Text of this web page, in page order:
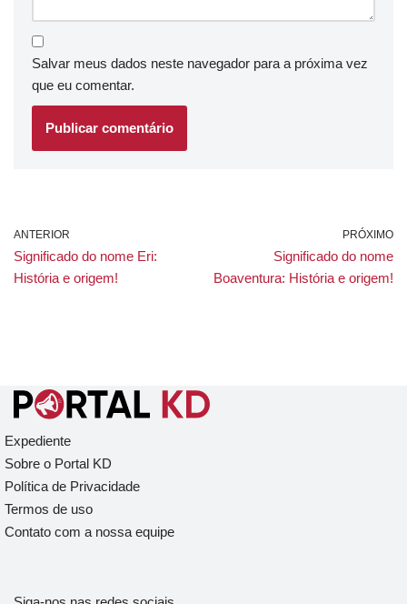
Salvar meus dados neste navegador para a próxima vez
que eu comentar.
ANTERIOR
Significado do nome Eri:
História e origem!
PRÓXIMO
Significado do nome
Boaventura: História e origem!
Expediente
Sobre o Portal KD
Política de Privacidade
Termos de uso
Contato com a nossa equipe